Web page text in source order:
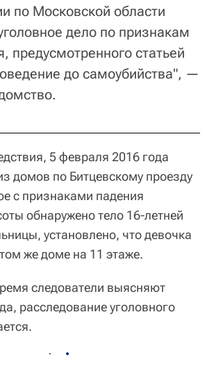
по Московской области
дело по признакам
предусмотренного статьей
до самоубийства", —
5 февраля 2016 года
домов по Битцевскому проезду
с признаками падения
обнаружено тело 16-летней
установлено, что девочка
же доме на 11 этаже.
следователи выясняют
расследование уголовного